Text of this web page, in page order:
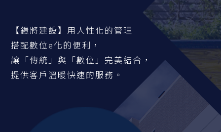
【鎧將建設】用人性化的管理
搭配數位e化的便利，
讓「傳統」與「數位」完美結合，
提供客戶溫暖快速的服務。